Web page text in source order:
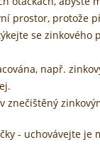
prostor, protože
se
např.
znečištěný
- uchovávejte